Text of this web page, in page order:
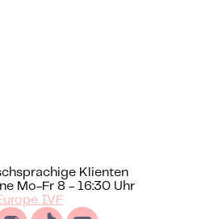
Klienten
Mo-Fr 8 - 16:30 Uhr
IVF